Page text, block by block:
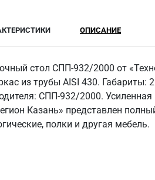
ОПИСАНИЕ
стол СПП-932/2000 от
из трубы AISI 430. Габариты:
СПП-932/2000.
Казань» представлен
полки и другая мебель.